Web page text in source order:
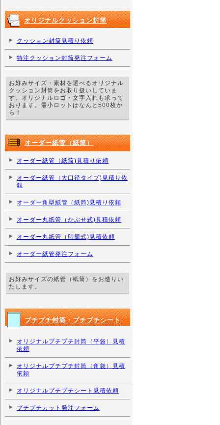
オリジナルクッション封筒
クッション封筒見積り依頼
特注クッション封筒発注フォーム
お好みサイズ・素材を選べるオリジナル
クッション封筒をお取り扱いしていま
す。オリジナルロゴ・文字入れも承って
おります。最小ロットはなんと500枚か
ら！
オーダー紙管（紙筒）
オーダー紙管（紙筒)見積り依頼
オーダー紙管（大口径タイプ)見積り依
頼
オーダー角型紙管（紙筒)見積り依頼
オーダー丸紙管（かぶせ式)見積依頼
オーダー丸紙管（印籠式)見積依頼
オーダー紙管発注フォーム
お好みサイズの紙管（紙筒）をお造りい
たします。
プチプチ封筒・プチプチシート
オリジナルプチプチ封筒（平袋）見積
依頼
オリジナルプチプチ封筒（角袋）見積
依頼
オリジナルプチプチシート見積依頼
プチプチカット発注フォーム